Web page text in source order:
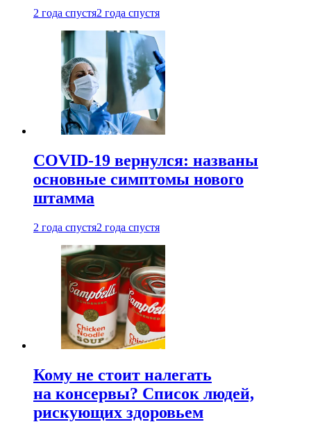
2 года спустя2 года спустя
COVID-19 вернулся: названы
основные симптомы нового
штамма
2 года спустя2 года спустя
Кому не стоит налегать
на консервы? Список людей,
рискующих здоровьем